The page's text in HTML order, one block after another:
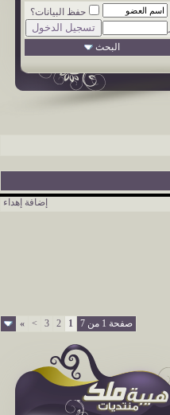
حفظ البيانات؟
البحث
إضافة إهداء
صفحة 1 من 7 1
2
3
>
»